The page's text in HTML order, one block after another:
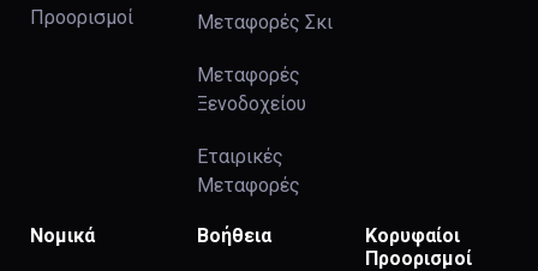
Προορισμοί Μεταφορές Σκι
Μεταφορές
Ξενοδοχείου
Εταιρικές
Μεταφορές
Νομικά Βοήθεια
Κορυφαίοι
Προορισμοί